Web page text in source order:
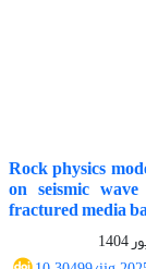
Rock physics
on seismic
fractured media